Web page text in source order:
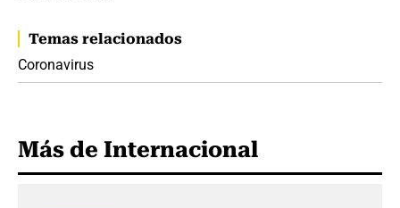
Temas relacionados
Coronavirus
Más de Internacional